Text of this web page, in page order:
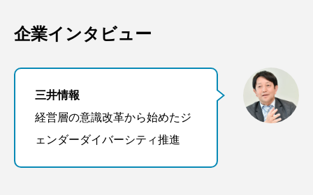
企業インタビュー
三井情報
経営層の意識改革から始めたジ
ェンダーダイバーシティ推進